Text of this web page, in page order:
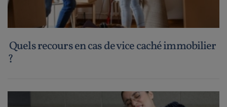
Quels recours en cas de vice caché immobilier
?